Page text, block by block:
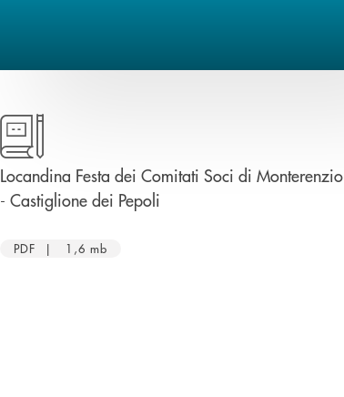
Locandina Festa dei Comitati Soci di
- Castiglione dei Pepoli
PDF | 1,6 mb